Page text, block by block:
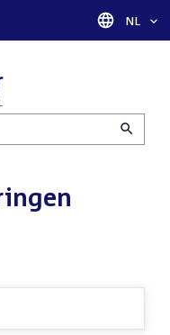
Taal
NL